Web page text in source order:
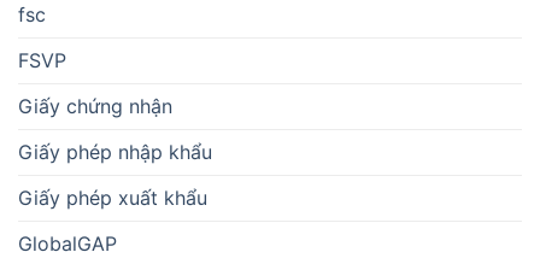
fsc
FSVP
Giấy chứng nhận
Giấy phép nhập khẩu
Giấy phép xuất khẩu
GlobalGAP